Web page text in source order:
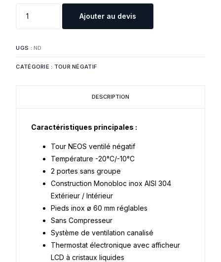
Ajouter au devis
UGS :ND
CATÉGORIE : TOUR NÉGATIF
DESCRIPTION
Caractéristiques principales :
Tour NEOS ventilé négatif
Température -20°C/-10°C
2 portes sans groupe
Construction Monobloc inox AISI 304
Extérieur / Intérieur
Pieds inox ø 60 mm réglables
Sans Compresseur
Système de ventilation canalisé
Thermostat électronique avec afficheur
LCD à cristaux liquides